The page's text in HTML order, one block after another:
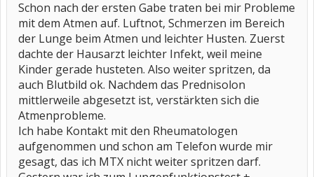
Schon nach der ersten Gabe traten bei mir Probleme
mit dem Atmen auf. Luftnot, Schmerzen im Bereich
der Lunge beim Atmen und leichter Husten. Zuerst
dachte der Hausarzt leichter Infekt, weil meine
Kinder gerade husteten. Also weiter spritzen, da
auch Blutbild ok. Nachdem das Prednisolon
mittlerweile abgesetzt ist, verstärkten sich die
Atmenprobleme.
Ich habe Kontakt mit den Rheumatologen
aufgenommen und schon am Telefon wurde mir
gesagt, das ich MTX nicht weiter spritzen darf.